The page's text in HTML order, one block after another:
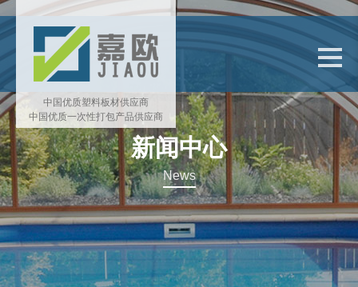
中国优质塑料板材供应商
中国优质一次性打包产品供应商
新闻中心
News